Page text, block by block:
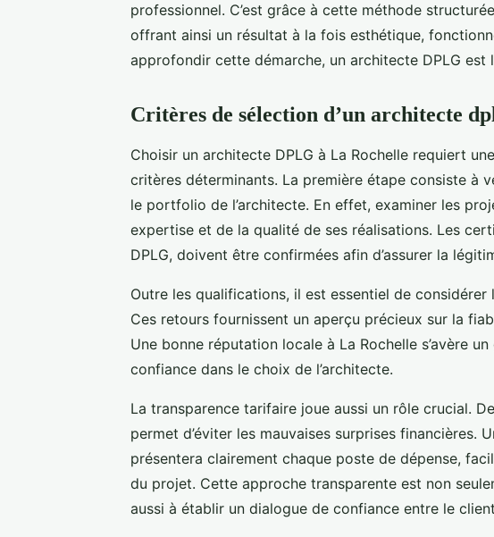
professionnel. C’est grâce à cette méthode
offrant ainsi un résultat à la fois esthétique,
approfondir cette démarche, un architecte DPLG est
Critères de sélection d’un architecte
Choisir un architecte DPLG à La Rochelle requiert
critères déterminants. La première étape consiste à
le portfolio de l’architecte. En effet, examiner les
expertise et de la qualité de ses réalisations. Les
DPLG, doivent être confirmées afin d’assurer la
Outre les qualifications, il est essentiel de
Ces retours fournissent un aperçu précieux sur la
Une bonne réputation locale à La Rochelle s’avère
confiance dans le choix de l’architecte.
La transparence tarifaire joue aussi un rôle crucial.
permet d’éviter les mauvaises surprises financières.
présentera clairement chaque poste de dépense,
du projet. Cette approche transparente est non
aussi à établir un dialogue de confiance entre le